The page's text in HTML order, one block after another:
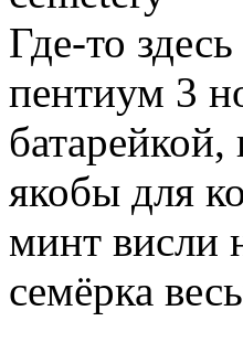
Где-то
пентиум 3
якобы для
минт висли
семёрка